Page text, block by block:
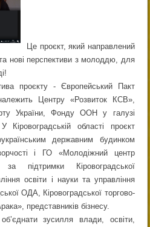
Це проєкт, який направлений
нові перспективи з молоддю, для
проєкту - Європейський Пакт
Центру «Розвиток КСВ»,
України, Фонду ООН у галузі
Кіровоградській області проєкт
державним будинком
і ГО «Молодіжний центр
за підтримки Кіровоградської
освіти і науки та управління
ОДА, Кіровоградської торгово-
представників бізнесу.
зусилля влади, освіти,